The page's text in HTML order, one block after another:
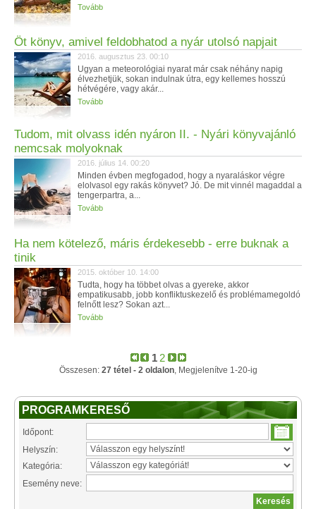
Tovább
Öt könyv, amivel feldobhatod a nyár utolsó napjait
2016. augusztus 23. 00:10
Ugyan a meteorológiai nyarat már csak néhány napig
élvezhetjük, sokan indulnak útra, egy kellemes hosszú
hétvégére, vagy akár...
Tovább
Tudom, mit olvass idén nyáron II. - Nyári könyvajánló
nemcsak molyoknak
2016. július 14. 00:20
Minden évben megfogadod, hogy a nyaraláskor végre
elolvasol egy rakás könyvet? Jó. De mit vinnél magaddal a
tengerpartra, a...
Tovább
Ha nem kötelező, máris érdekesebb - erre buknak a
tinik
2015. október 10. 14:00
Tudta, hogy ha többet olvas a gyereke, akkor
empatikusabb, jobb konfliktuskezelő és problémamegoldó
felnőtt lesz? Sokan azt...
Tovább
1 2
Összesen: 27 tétel - 2 oldalon, Megjelenítve 1-20-ig
PROGRAMKERESŐ
Időpont:
Helyszín:
Kategória:
Esemény neve: